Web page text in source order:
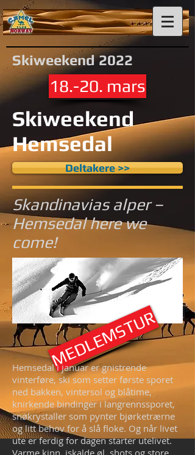
Skiweekend 2022
18.-20. mars
Skiweekend
Hemsedal
Deltakere >>
Skandinavias alper –
Hemsedal here we
come!
MEDLEMSTUR
Hemsedal i januar er gnistrende
vinterføre, ski som setter første sporet
ned bakken, vintersol og blåtime,
knirkende bindinger i langrennssporet,
snøkrystaller som pynter bjørketrærne
og litt behov for å slå floke. Og når livet
ute er ferdig for dagen starter utelivet.
Varme kinn, iskalde øl, shots og store